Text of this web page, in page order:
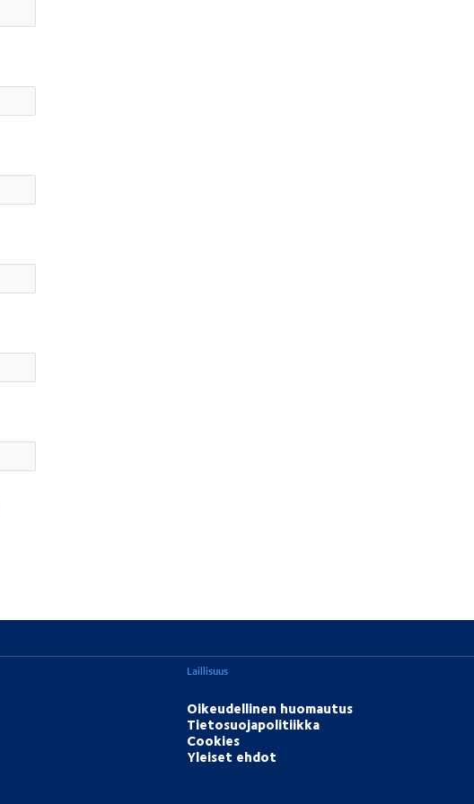
Laillisuus
Oikeudellinen huomautus
Tietosuojapolitiikka
Cookies
Yleiset ehdot